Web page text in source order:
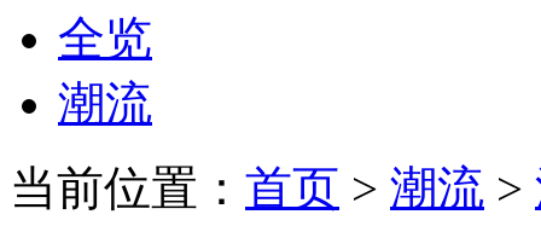
全览
潮流
当前位置： 首页 > 潮流 >